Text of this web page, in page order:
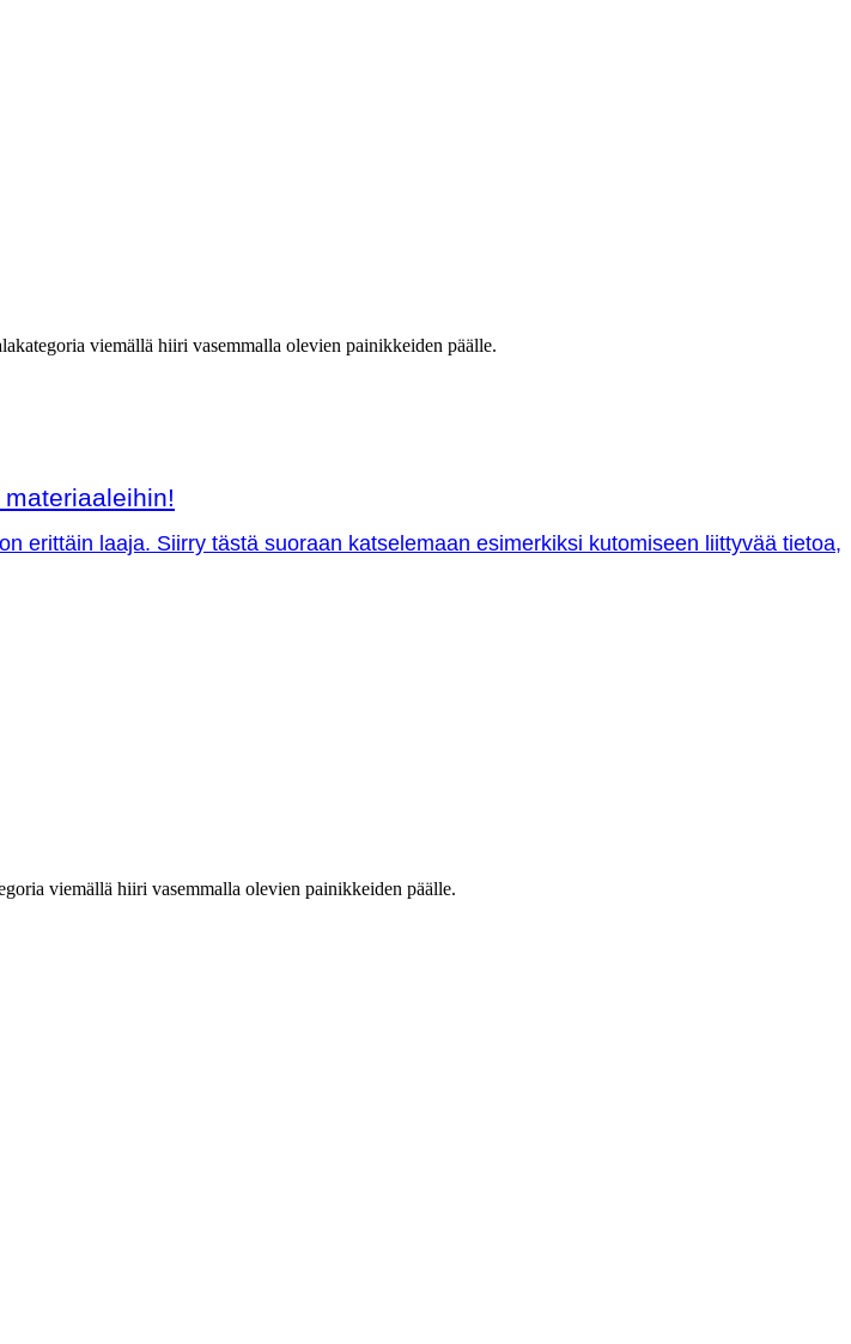
viemällä hiiri vasemmalla olevien painikkeiden päälle.
erittäin laaja. Siirry tästä suoraan katselemaan esimerkiksi kutomiseen liittyvää tietoa,
viemällä hiiri vasemmalla olevien painikkeiden päälle.